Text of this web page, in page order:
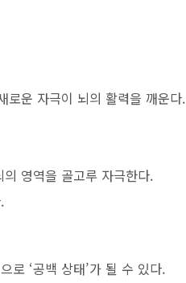
로운 자극이 뇌의 활력을 깨운다.
영역을 골고루 자극한다.
로 ‘공백 상태’가 될 수 있다.